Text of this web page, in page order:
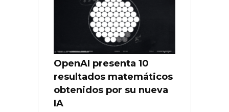
OpenAI presenta 10
resultados matemáticos
obtenidos por su nueva
IA